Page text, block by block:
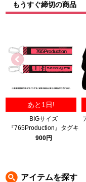
EVENT
その他先行受付
学園アイドルマスター
プロジェクトアイマス ヴイ
テイルズ オブ シリーズ
太鼓の達人
パックマン
もうすぐ締切の商品
あと1日!
BIGサイズ
『765Production』タグキ
ーホルダー
900円
アイテムを探す